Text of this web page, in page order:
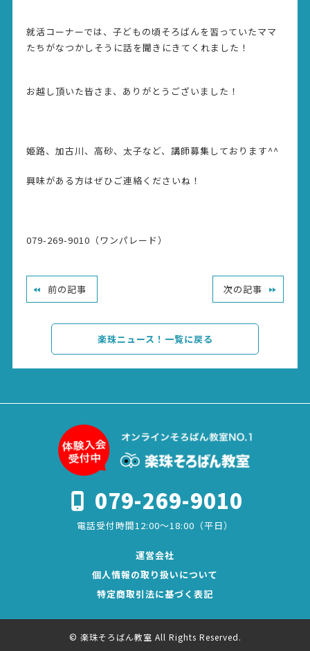
就活コーナーでは、子どもの頃そろばんを習っていたママ
たちがなつかしそうに話を聞きにきてくれました！
お越し頂いた皆さま、ありがとうございました！
姫路、加古川、高砂、太子など、講師募集しております^^
興味がある方はぜひご連絡くださいね！
079-269-9010（ワンパレード）
前の記事 次の記事
楽珠ニュース！一覧に戻る
079-269-9010
電話受付時間12:00～18:00（平日）
運営会社
個人情報の取り扱いについて
特定商取引法に基づく表記
© 楽珠そろばん教室 All Rights Reserved.